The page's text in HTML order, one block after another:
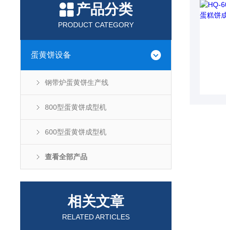
产品分类
PRODUCT CATEGORY
蛋黄饼设备
钢带炉蛋黄饼生产线
800型蛋黄饼成型机
600型蛋黄饼成型机
查看全部产品
相关文章
RELATED ARTICLES